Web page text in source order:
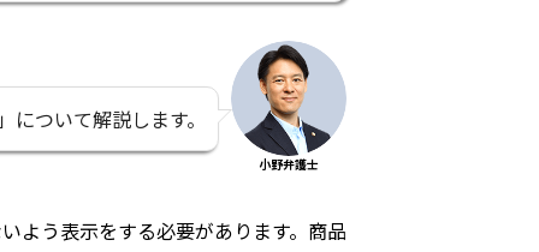
ついて解説します。
小野弁護士
よう表示をする必要があります。商品